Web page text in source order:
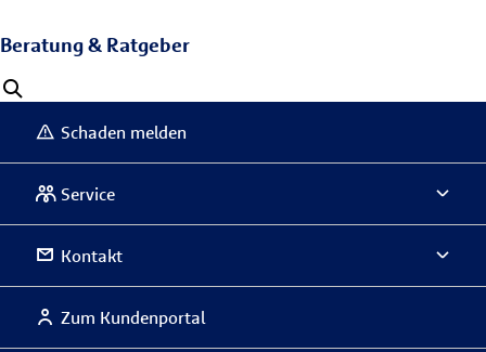
Beratung & Ratgeber
Schaden melden
Service
Kontakt
Zum Kundenportal